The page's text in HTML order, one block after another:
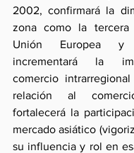
2002, confirmará la
zona como la
Unión Europea y
incrementará la
comercio
relación al
fortalecerá la
mercado asiático
su influencia y rol en